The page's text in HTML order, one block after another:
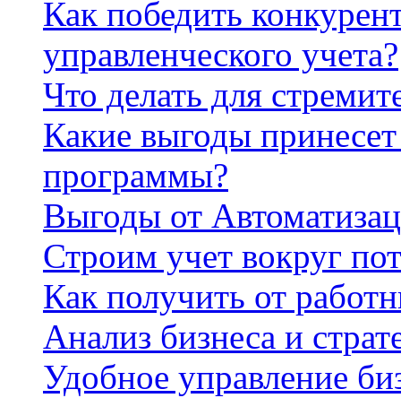
Как победить
управленческого учета?
Что делать для
Какие выгоды
программы?
Выгоды от
Строим учет вокруг
Как получить от
Анализ бизнеса и
Удобное управление